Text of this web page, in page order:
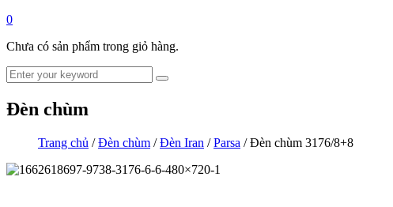
0
Chưa có sản phẩm trong giỏ hàng.
Đèn chùm
Trang chủ /Đèn chùm /Đèn Iran /Parsa / Đèn chùm 3176/8+8